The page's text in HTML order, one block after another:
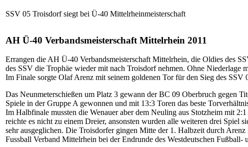
SSV 05 Troisdorf siegt bei Ü-40 Mittelrheinmeisterschaft
AH Ü-40 Verbandsmeisterschaft Mittelrhein 2011
Errangen die AH Ü-40 Verbandsmeisterschaft Mittelrhein, die Oldies des
des SSV die Trophäe wieder mit nach Troisdorf nehmen. Ohne Niederlage
Im Finale sorgte Olaf Arenz mit seinem goldenen Tor für den Sieg des
Das Neunmeterschießen um Platz 3 gewann der BC 09 Oberbruch gegen
Spiele in der Gruppe A gewonnen und mit 13:3 Toren das beste
Im Halbfinale mussten die Wenauer aber dem Neuling aus Stotzheim mit
reichte es nicht zu einem Dreier, ansonsten wurden alle weiteren drei
sehr ausgeglichen. Die Troisdorfer gingen Mitte der 1. Halbzeit durch
Fussball Verband Mittelrhein bei der Endrunde des Westdeutschen